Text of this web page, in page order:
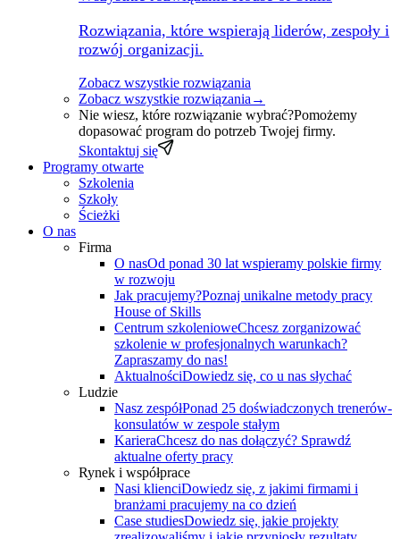
Rozwiązania, które wspierają liderów, zespoły i
rozwój organizacji.
Zobacz wszystkie rozwiązania
Zobacz wszystkie rozwiązania →
Nie wiesz, które rozwiązanie wybrać?Pomożemy
dopasować program do potrzeb Twojej firmy.
Skontaktuj się
Programy otwarte
Szkolenia
Szkoły
Ścieżki
O nas
Firma
O nasOd ponad 30 lat wspieramy polskie firmy
w rozwoju
Jak pracujemy?Poznaj unikalne metody pracy
House of Skills
Centrum szkolenioweChcesz zorganizować
szkolenie w profesjonalnych warunkach?
Zapraszamy do nas!
AktualnościDowiedz się, co u nas słychać
Ludzie
Nasz zespółPonad 25 doświadczonych trenerów-
konsulatów w zespole stałym
KarieraChcesz do nas dołączyć? Sprawdź
aktualne oferty pracy
Rynek i współprace
Nasi klienciDowiedz się, z jakimi firmami i
branżami pracujemy na co dzień
Case studiesDowiedz się, jakie projekty